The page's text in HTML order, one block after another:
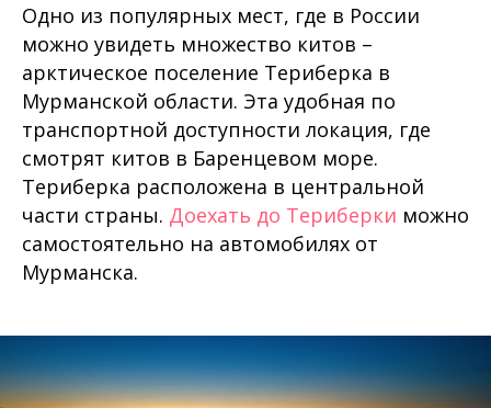
Одно из популярных мест, где в России
можно увидеть множество китов –
арктическое поселение Териберка в
Мурманской области. Эта удобная по
транспортной доступности локация, где
смотрят китов в Баренцевом море.
Териберка расположена в центральной
части страны. Доехать до Териберки можно
самостоятельно на автомобилях от
Мурманска.